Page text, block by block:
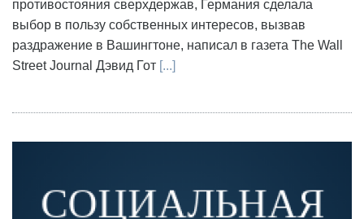
противостояния сверхдержав, Германия сделала
выбор в пользу собственных интересов, вызвав
раздражение в Вашингтоне, написал в газета The Wall
Street Journal Дэвид Гот [...]